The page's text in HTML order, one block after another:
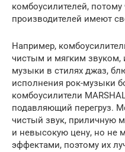
комбоусилителей,
производителей имеют
Например,
чистым и мягким звуком,
музыки в стилях джаз,
исполнения рок-музыки
комбоусилители
подавляющий перегруз.
чистый звук, приличную
и невысокую цену, но не
эффектами, поэтому их